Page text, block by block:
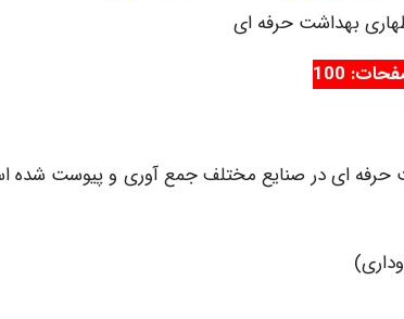
بهداشت حرفه ای
100
ای در صنایع مختلف جمع آوری و پیوست شده